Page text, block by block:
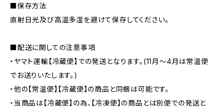
■保存方法
直射日光及び高温多湿を避けて保存してください。
■配送に関しての注意事項
・ヤマト運輸【冷蔵便】での発送となります。(11月～4月は常温便
でお送りいたします。)
・他の【常温便】【冷蔵便】の商品と同梱は可能です。
・当商品は【冷蔵便】の為、【冷凍便】の商品とは別便での発送と